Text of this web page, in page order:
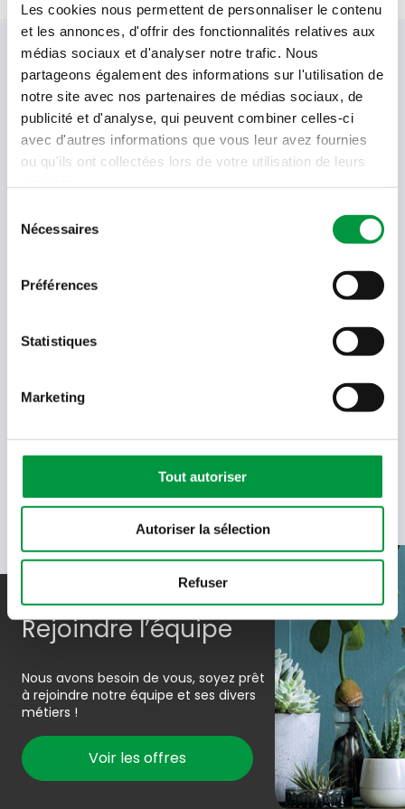
Les cookies nous permettent de personnaliser le contenu
et les annonces, d'offrir des fonctionnalités relatives aux
médias sociaux et d'analyser notre trafic. Nous
partageons également des informations sur l'utilisation de
notre site avec nos partenaires de médias sociaux, de
publicité et d'analyse, qui peuvent combiner celles-ci
avec d'autres informations que vous leur avez fournies
ou qu'ils ont collectées lors de votre utilisation de leurs
Nécessaires
Préférences
Statistiques
Marketing
Tout autoriser
Autoriser la sélection
Refuser
Votre newsletter Cactus
Offres, recettes, promotions et offres exclusives en
avant-première ! Recevez-les dans votre boîte de
réception !
adresse
Language
Quel code est dans l'image ?
Saisissez les caractères présents
En soumettant votre adresse e-mail, vous acceptez de
données de Cactus.En savoir plus
Rejoindre l’équipe
Nous avons besoin de vous, soyez prêt
à rejoindre notre équipe et ses divers
métiers !
Voir les offres